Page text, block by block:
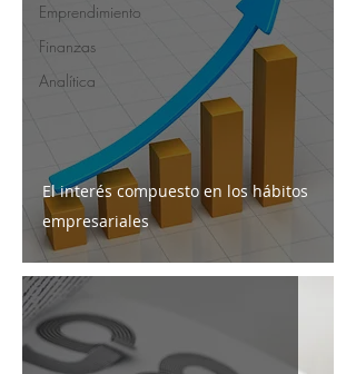
Emprendimiento
Finanzas
Analítica
El interés compuesto en los hábitos
empresariales